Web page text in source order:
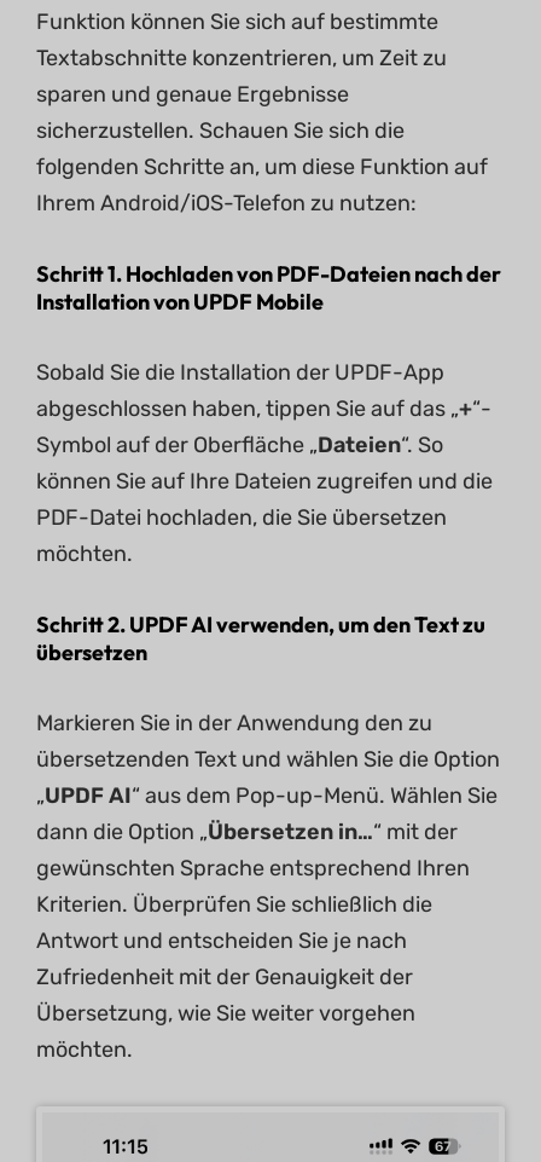
Funktion können Sie sich auf bestimmte
Textabschnitte konzentrieren, um Zeit zu
sparen und genaue Ergebnisse
sicherzustellen. Schauen Sie sich die
folgenden Schritte an, um diese Funktion auf
Ihrem Android/iOS-Telefon zu nutzen:
Schritt 1. Hochladen von PDF-Dateien nach der
Installation von UPDF Mobile
Sobald Sie die Installation der UPDF-App
abgeschlossen haben, tippen Sie auf das „+“-
Symbol auf der Oberfläche „Dateien“. So
können Sie auf Ihre Dateien zugreifen und die
PDF-Datei hochladen, die Sie übersetzen
möchten.
Schritt 2. UPDF AI verwenden, um den Text zu
übersetzen
Markieren Sie in der Anwendung den zu
übersetzenden Text und wählen Sie die Option
„UPDF AI“ aus dem Pop-up-Menü. Wählen Sie
dann die Option „Übersetzen in…“ mit der
gewünschten Sprache entsprechend Ihren
Kriterien. Überprüfen Sie schließlich die
Antwort und entscheiden Sie je nach
Zufriedenheit mit der Genauigkeit der
Übersetzung, wie Sie weiter vorgehen
möchten.